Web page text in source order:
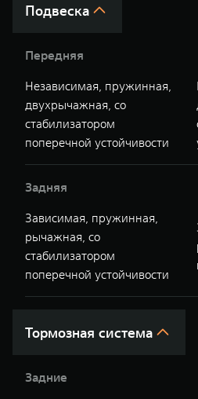
Подвеска
Передняя
Независимая, пружинная,
двухрычажная, со
стабилизатором
поперечной устойчивости
Задняя
Зависимая, пружинная,
рычажная, со
стабилизатором
поперечной устойчивости
Тормозная система
Задние